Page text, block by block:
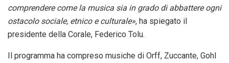
comprendere come la musica sia in grado di abbattere ogni
ostacolo sociale, etnico e culturale», ha spiegato il
presidente della Corale, Federico Tolu.
Il programma ha compreso musiche di Orff, Zuccante, Gohl